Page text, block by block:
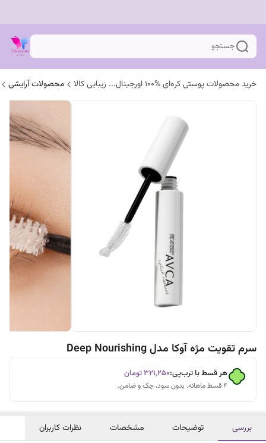
جستجو
خرید محصولات پوستی کره‌ای %100 اورجینال... زیبایی کالا محصولات آرایشی
سرم تقویت مژه آوکا مدل Deep Nourishing
هر قسط با ترب‌پی:۳۲۱٬۲۵۰تومان
۴ قسط ماهانه. بدون سود، چک و ضامن.
بررسی توضیحات مشخصات نظرات کاربران